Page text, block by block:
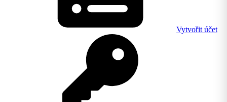
Vytvořit účet